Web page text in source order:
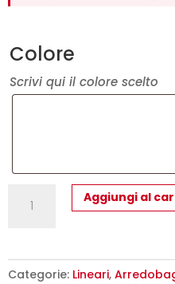
Colore
Scrivi qui il colore scelto
Bagno
IP16
Aggiungi al
Categorie: Lineari,